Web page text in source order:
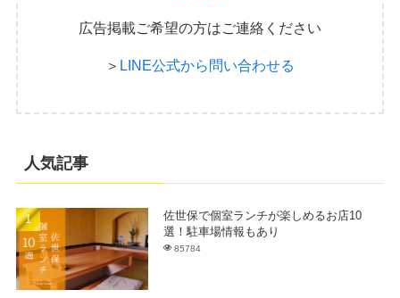
広告掲載ご希望の方はご連絡ください
＞ LINE公式から問い合わせる
人気記事
佐世保で個室ランチが楽しめるお店10
選！駐車場情報もあり
85784